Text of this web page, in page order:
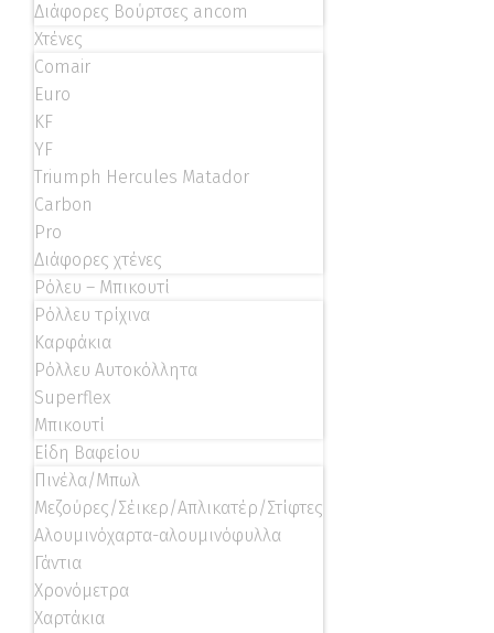
Διάφορες Βούρτσες ancom
Χτένες
Comair
Euro
KF
YF
Triumph Hercules Matador
Carbon
Pro
Διάφορες χτένες
Ρόλευ – Μπικουτί
Ρόλλευ τρίχινα
Καρφάκια
Ρόλλευ Αυτοκόλλητα
Superflex
Μπικουτί
Είδη Βαφείου
Πινέλα/Μπωλ
Μεζούρες/Σέικερ/Απλικατέρ/Στίφτες
Αλουμινόχαρτα-αλουμινόφυλλα
Γάντια
Χρονόμετρα
Χαρτάκια